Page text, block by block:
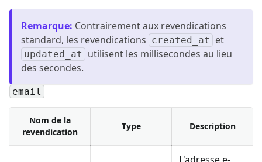
Remarque: Contrairement aux revendications
standard, les revendications created_at et
updated_at
utilisent les millisecondes au lieu
des secondes.
email
Nom de la
revendication
Type Description
L'adresse e-